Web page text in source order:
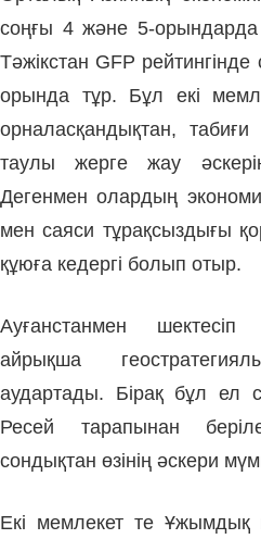
соңғы 4 және 5-орындарда
Тәжікстан GFP
орында тұр. Бұл екі
орналасқандықтан,
таулы жерге жау
Дегенмен олар­дың
мен саяси тұрақсыздығы
құюға кедергі болып отыр.
Ауғанстанмен шектесіп
айрықша
аудартады. Бірақ бұл ел
Ресей та­рапынан
сондықтан өзінің әскери
Екі мемлекет те Ұжымдық